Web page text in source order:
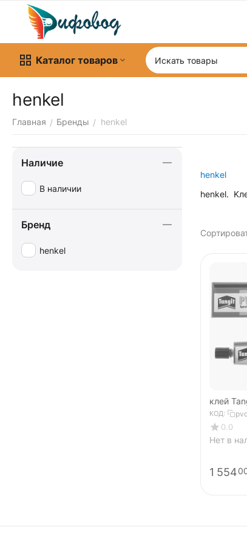
Каталог товаров
henkel
Главная / Бренды / henkel
henkel
henkel.
КОД:
0.0
Нет в
1 554
Наличие
В наличии
Бренд
henkel